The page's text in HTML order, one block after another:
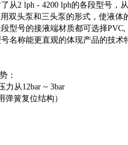
从2 lph - 4200 lph的各段型号
双头泵和三头泵的形式，使液体
型号的接液端材质都可选择PVC,
名称能更直观的体现产品的技
：
力从12bar ~ 3bar
簧复位结构）